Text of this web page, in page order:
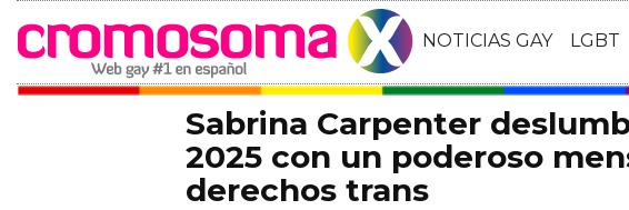
NOTICIAS GAY LGBT
Sabrina Carpenter
2025 con un poderoso
derechos trans